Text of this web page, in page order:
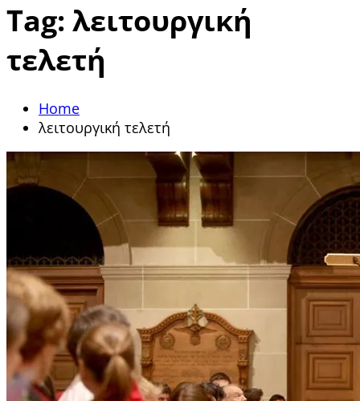
Tag: λειτουργική
τελετή
Home
λειτουργική τελετή